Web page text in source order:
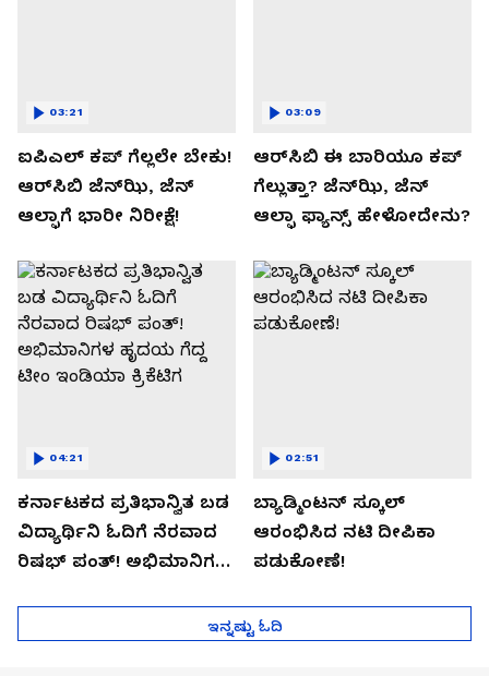
ಐಪಿಎಲ್ ಕಪ್‌ ಗೆಲ್ಲಲೇ ಬೇಕು!
ಆರ್‌ಸಿಬಿ ಜೆನ್‌ಝಿ, ಜೆನ್‌
ಆಲ್ಫಾಗೆ ಭಾರೀ ನಿರೀಕ್ಷೆ!
03:21
ಆರ್‌ಸಿಬಿ ಈ ಬಾರಿಯೂ ಕಪ್‌
ಗೆಲ್ಲುತ್ತಾ? ಜೆನ್‌ಝಿ, ಜೆನ್‌
ಆಲ್ಫಾ ಫ್ಯಾನ್ಸ್ ಹೇಳೋದೇನು?
03:09
ಕರ್ನಾಟಕದ ಪ್ರತಿಭಾನ್ವಿತ ಬಡ
ವಿದ್ಯಾರ್ಥಿನಿ ಓದಿಗೆ ನೆರವಾದ
ರಿಷಭ್ ಪಂತ್! ಅಭಿಮಾನಿಗಳ
04:21
ಬ್ಯಾಡ್ಮಿಂಟನ್ ಸ್ಕೂಲ್​
ಆರಂಭಿಸಿದ ನಟಿ ದೀಪಿಕಾ
ಪಡುಕೋಣೆ!
02:51
ಇನ್ನಷ್ಟು ಓದಿ